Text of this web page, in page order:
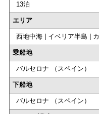
13泊
エリア
西地中海 | イベリア半島 |
乗船地
バルセロナ （スペイン）
下船地
バルセロナ （スペイン）